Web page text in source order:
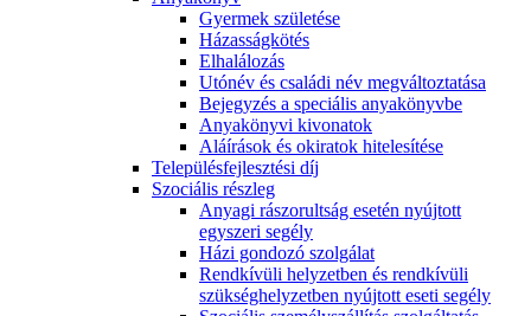
Gyermek születése
Házasságkötés
Elhalálozás
Utónév és családi név megváltoztatása
Bejegyzés a speciális anyakönyvbe
Anyakönyvi kivonatok
Aláírások és okiratok hitelesítése
Településfejlesztési díj
Szociális részleg
Anyagi rászorultság esetén nyújtott
egyszeri segély
Házi gondozó szolgálat
Rendkívüli helyzetben és rendkívüli
szükséghelyzetben nyújtott eseti segély